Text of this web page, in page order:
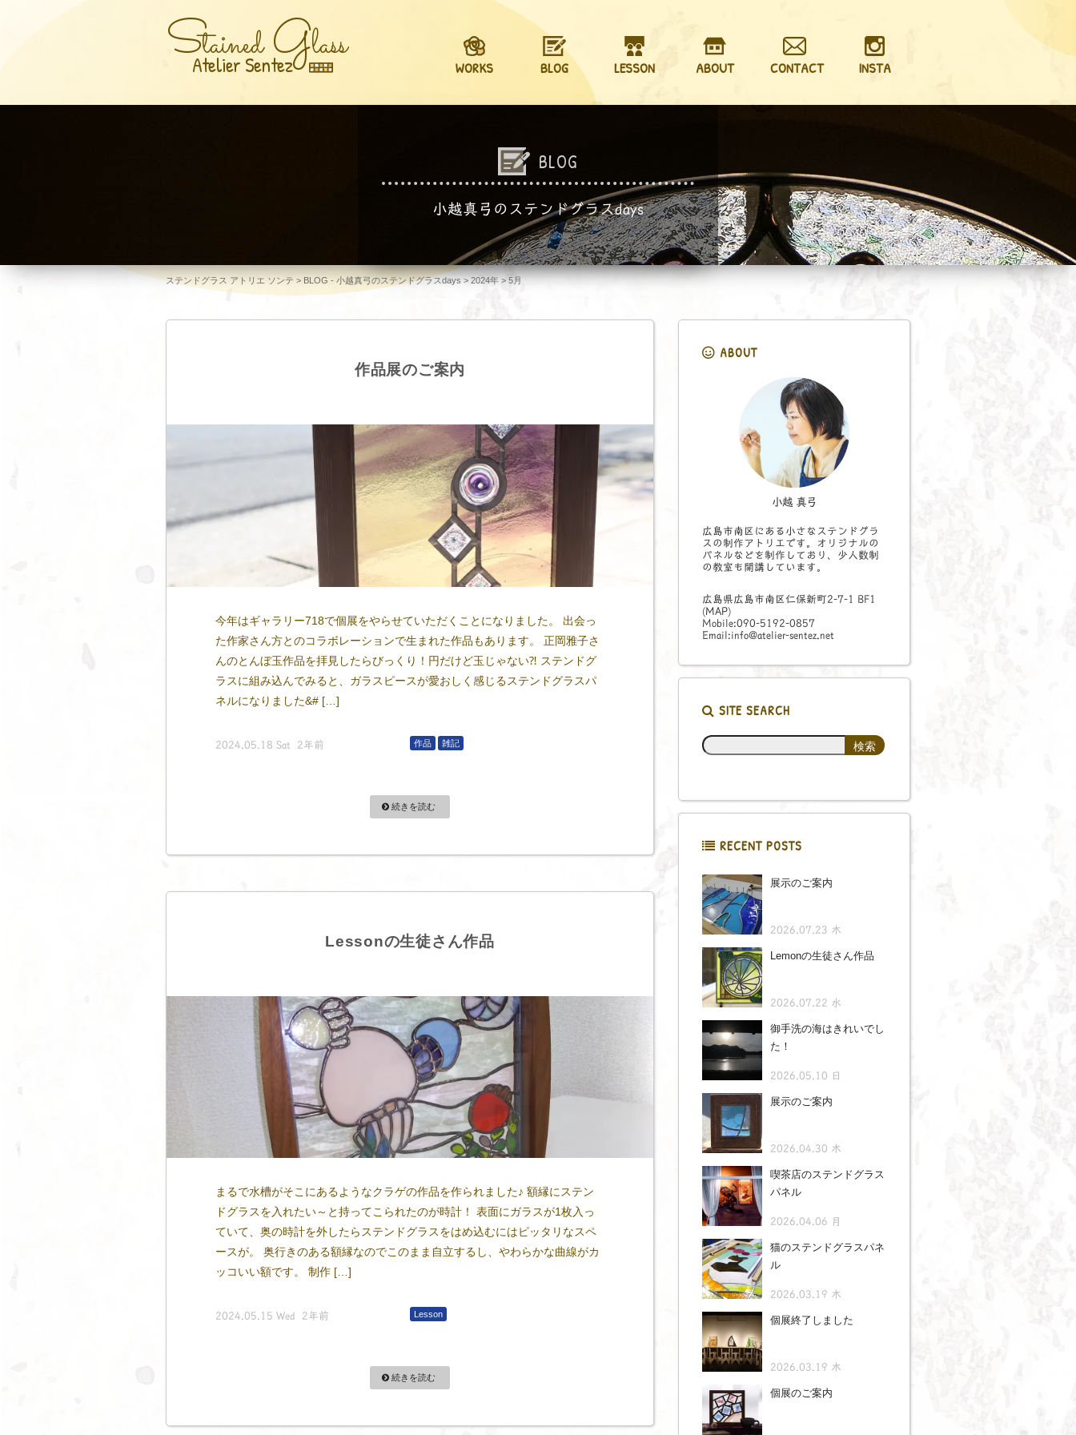
Stained Glass
Atelier Sentez WORKS BLOG LESSON ABOUT CONTACT INSTA
BLOG
小越真弓のステンドグラスdays
ステンドグラス アトリエ ソンテ > BLOG - 小越真弓のステンドグラスdays > 2024年 >5月
作品展のご案内
今年はギャラリー718で個展をやらせていただくことになりました。 出会っ
た作家さん方とのコラボレーションで生まれた作品もあります。 正岡雅子さ
んのとんぼ玉作品を拝見したらびっくり！円だけど玉じゃない⁈ ステンドグ
ラスに組み込んでみると、ガラスピースが愛おしく感じるステンドグラスパ
ネルになりました&# […]
2024.05.18 Sat 2年前 作品 雑記
続きを読む
Lessonの生徒さん作品
まるで水槽がそこにあるようなクラゲの作品を作られました♪ 額縁にステン
ドグラスを入れたい～と持ってこられたのが時計！ 表面にガラスが1枚入っ
ていて、奥の時計を外したらステンドグラスをはめ込むにはピッタリなスペ
ースが。 奥行きのある額縁なのでこのまま自立するし、やわらかな曲線がカ
ッコいい額です。 制作 […]
2024.05.15 Wed 2年前 Lesson
続きを読む
ABOUT
小越 真弓
広島市南区にある小さなステンドグラ
スの制作アトリエです。オリジナルの
パネルなどを制作しており、少人数制
の教室も開講しています。
広島県広島市南区仁保新町2-7-1 BF1
(MAP)
Mobile:090-5192-0857
Email:info@atelier-sentez.net
SITE SEARCH
RECENT POSTS
展示のご案内
2026.07.23 木
Lemonの生徒さん作品
2026.07.22 水
御手洗の海はきれいでし
た！
2026.05.10 日
展示のご案内
2026.04.30 木
喫茶店のステンドグラス
パネル
2026.04.06 月
猫のステンドグラスパネ
ル
2026.03.19 木
個展終了しました
2026.03.19 木
個展のご案内